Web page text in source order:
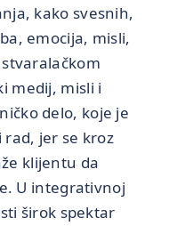
kako svesnih,
emocija, misli,
medij, misli i
delo, koje je
rad, jer se kroz
klijentu da
U integrativnoj
širok spektar